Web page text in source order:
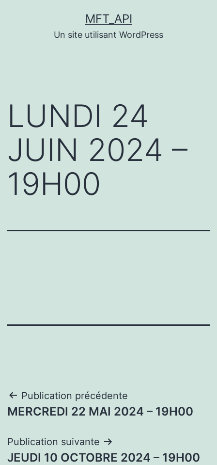
MFT_API
Un site utilisant WordPress
LUNDI 24
JUIN 2024 –
19H00
Navigation
de
l’article
Publication précédente
MERCREDI 22 MAI 2024 – 19H00
Publication suivante
JEUDI 10 OCTOBRE 2024 – 19H00